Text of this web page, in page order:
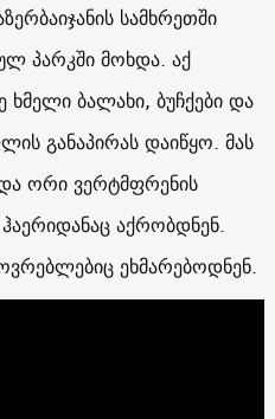
სამხრეთში
პარკში მოხდა. აქ
ბალახი, ბუჩქები და
განაპირას დაიწყო. მას
ორი ვერტმფრენის
აქრობდნენ.
ეხმარებოდნენ.